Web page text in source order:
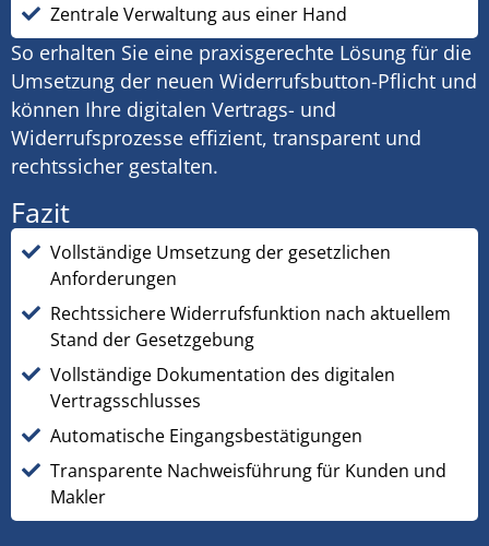
Zentrale Verwaltung aus einer Hand
So erhalten Sie eine praxisgerechte Lösung für die
Umsetzung der neuen Widerrufsbutton-Pflicht und
können Ihre digitalen Vertrags- und
Widerrufsprozesse effizient, transparent und
rechtssicher gestalten.
Fazit
Vollständige Umsetzung der gesetzlichen
Anforderungen
Rechtssichere Widerrufsfunktion nach aktuellem
Stand der Gesetzgebung
Vollständige Dokumentation des digitalen
Vertragsschlusses
Automatische Eingangsbestätigungen
Transparente Nachweisführung für Kunden und
Makler